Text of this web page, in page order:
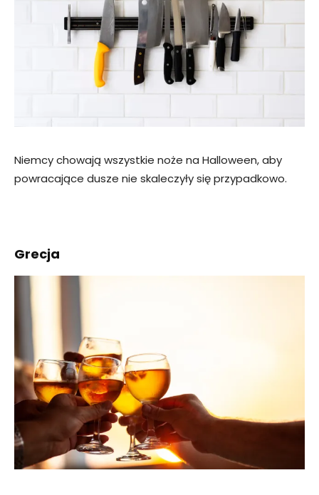
Niemcy chowają wszystkie noże na Halloween, aby
powracające dusze nie skaleczyły się przypadkowo.
Grecja